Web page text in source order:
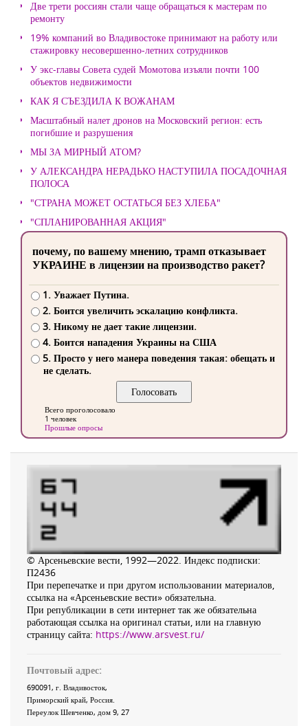
Две трети россиян стали чаще обращаться к мастерам по
ремонту
19% компаний во Владивостоке принимают на работу или
стажировку несовершенно-летних сотрудников
У экс-главы Совета судей Момотова изъяли почти 100
объектов недвижимости
КАК Я СЪЕЗДИЛА К ВОЖАНАМ
Масштабный налет дронов на Московский регион: есть
погибшие и разрушения
МЫ ЗА МИРНЫЙ АТОМ?
У АЛЕКСАНДРА НЕРАДЬКО НАСТУПИЛА ПОСАДОЧНАЯ
ПОЛОСА
"СТРАНА МОЖЕТ ОСТАТЬСЯ БЕЗ ХЛЕБА"
"СПЛАНИРОВАННАЯ АКЦИЯ"
почему, по вашему мнению, трамп отказывает
УКРАИНЕ в лицензии на производство ракет?
1. Уважает Путина.
2. Боится увеличить эскалацию конфликта.
3. Никому не дает такие лицензии.
4. Боится нападения Украины на США
5. Просто у него манера поведения такая: обещать и
не сделать.
Всего проголосовало
1 человек
Прошлые опросы
© Арсеньевские вести, 1992—2022. Индекс подписки:
П2436
При перепечатке и при другом использовании материалов,
ссылка на «Арсеньевские вести» обязательна.
При републикации в сети интернет так же обязательна
работающая ссылка на оригинал статьи, или на главную
страницу сайта: https://www.arsvest.ru/
Почтовый адрес:
690091, г. Владивосток,
Приморский край, Россия.
Переулок Шевченко, дом 9, 27